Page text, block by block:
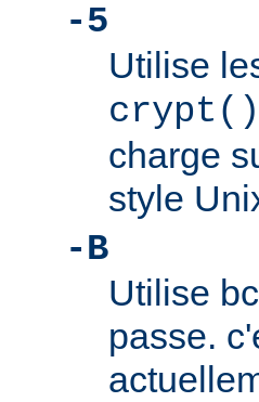
-5
Utilise
crypt()
charge
style
-B
Utilise
passe.